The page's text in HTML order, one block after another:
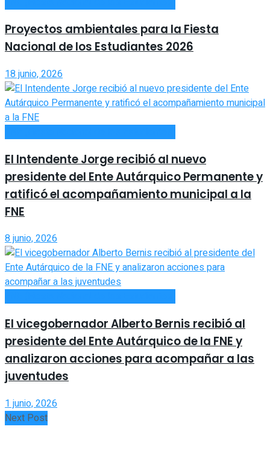
Proyectos ambientales para la Fiesta
Nacional de los Estudiantes 2026
18 junio, 2026
El Intendente Jorge recibió al nuevo
presidente del Ente Autárquico Permanente y
ratificó el acompañamiento municipal a la
FNE
8 junio, 2026
El vicegobernador Alberto Bernis recibió al
presidente del Ente Autárquico de la FNE y
analizaron acciones para acompañar a las
juventudes
1 junio, 2026
Next Post